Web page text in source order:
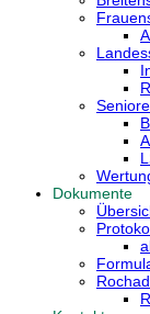
Dokumente